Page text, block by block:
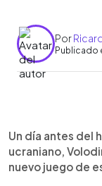
Por
Publicado
Un día antes del
ucraniano,
nuevo juego de